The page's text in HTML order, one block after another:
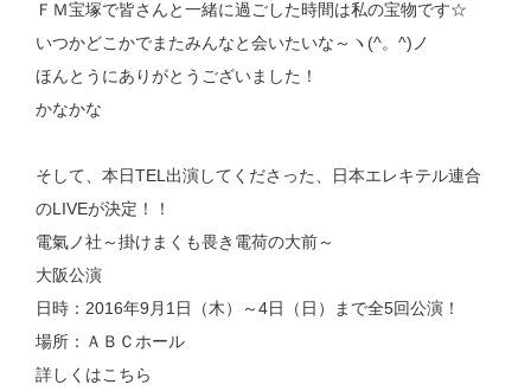
ＦＭ宝塚で皆さんと一緒に過ごした時間は私の宝物です☆
いつかどこかでまたみんなと会いたいな～ヽ(^。^)ノ
ほんとうにありがとうございました！
かなかな
そして、本日TEL出演してくださった、日本エレキテル連合
のLIVEが決定！！
電氣ノ社～掛けまくも畏き電荷の大前～
大阪公演
日時：2016年9月1日（木）～4日（日）まで全5回公演！
場所：ＡＢＣホール
詳しくはこちら